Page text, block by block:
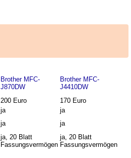
Brother MFC-
J870DW
Brother MFC-
J4410DW
200 Euro
170 Euro
ja
ja
ja
ja
ja, 20 Blatt
Fassungsvermögen
ja, 20 Blatt
Fassungsvermögen